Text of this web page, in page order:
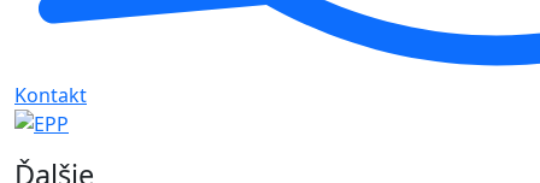
Kontakt
Ďalšie